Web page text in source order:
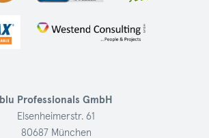
blu Professionals GmbH
Elsenheimerstr. 61
80687 München